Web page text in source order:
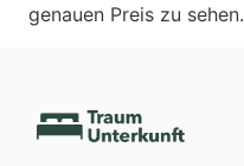
genauen Preis zu sehen.